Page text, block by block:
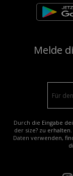
Melde
Durch die Eingabe
der size? zu
Daten verwenden,